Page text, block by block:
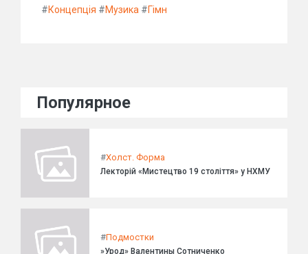
#Концепція #Музика #Гімн
Популярное
#Холст. Форма
Лекторій «Мистецтво 19 століття» у НХМУ
#Подмостки
»Урод» Валентины Сотниченко